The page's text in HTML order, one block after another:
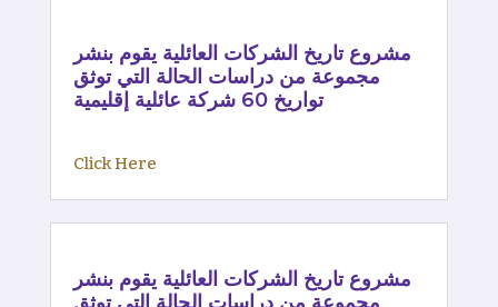
مشروع تاريخ الشركات العائلية يقوم بنشر
مجموعة من دراسات الحالة التي توثق
تواريخ 60 شركة عائلية إقليمية
Click Here
مشروع تاريخ الشركات العائلية يقوم بنشر